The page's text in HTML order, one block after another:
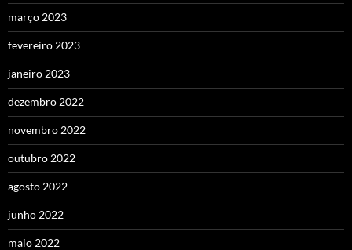
março 2023
fevereiro 2023
janeiro 2023
dezembro 2022
novembro 2022
outubro 2022
agosto 2022
junho 2022
maio 2022